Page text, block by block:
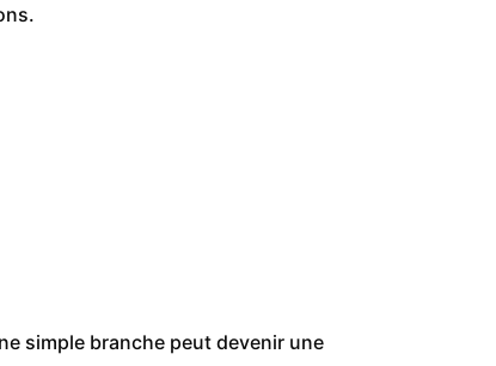
simple branche peut devenir une